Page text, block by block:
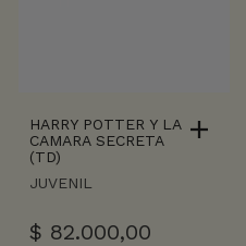
HARRY POTTER Y LA
CAMARA SECRETA
(TD)
JUVENIL
$ 82.000,00